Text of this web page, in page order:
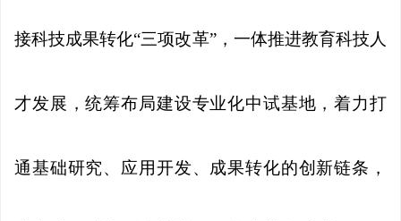
接科技成果转化“三项改革”，一体推进教育科技人
才发展，统筹布局建设专业化中试基地，着力打
通基础研究、应用开发、成果转化的创新链条，